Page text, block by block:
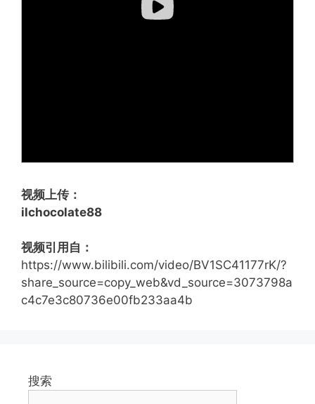
视频上传：
ilchocolate88
视频引用自：
https://www.bilibili.com/video/BV1SC41177rK/?
share_source=copy_web&vd_source=3073798a
c4c7e3c80736e00fb233aa4b
搜索